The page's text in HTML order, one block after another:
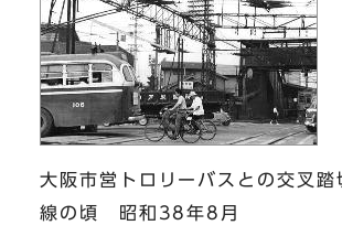
大阪市営トロリーバスとの交叉
線の頃 昭和38年8月